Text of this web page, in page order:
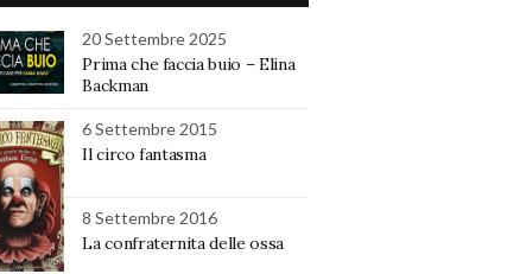
20 Settembre 2025
Prima che faccia buio – Elina
Backman
6 Settembre 2015
Il circo fantasma
8 Settembre 2016
La confraternita delle ossa